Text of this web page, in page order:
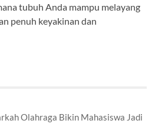
tubuh Anda mampu melayang
penuh keyakinan dan
Olahraga Bikin Mahasiswa Jadi